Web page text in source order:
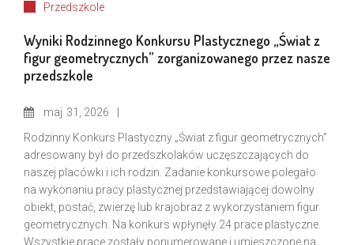
Przedszkole
Wyniki Rodzinnego Konkursu Plastycznego „Świat z
figur geometrycznych” zorganizowanego przez nasze
przedszkole
maj 31, 2026
Rodzinny Konkurs Plastyczny „Świat z figur geometrycznych”
adresowany był do przedszkolaków uczęszczających do
naszej placówki i ich rodzin. Zadanie konkursowe polegało
na wykonaniu pracy plastycznej przedstawiającej dowolny
obiekt, postać, zwierzę lub krajobraz z wykorzystaniem figur
geometrycznych. Na konkurs wpłynęły 24 prace plastyczne.
Wszystkie prace zostały ponumerowane i umieszczone na...